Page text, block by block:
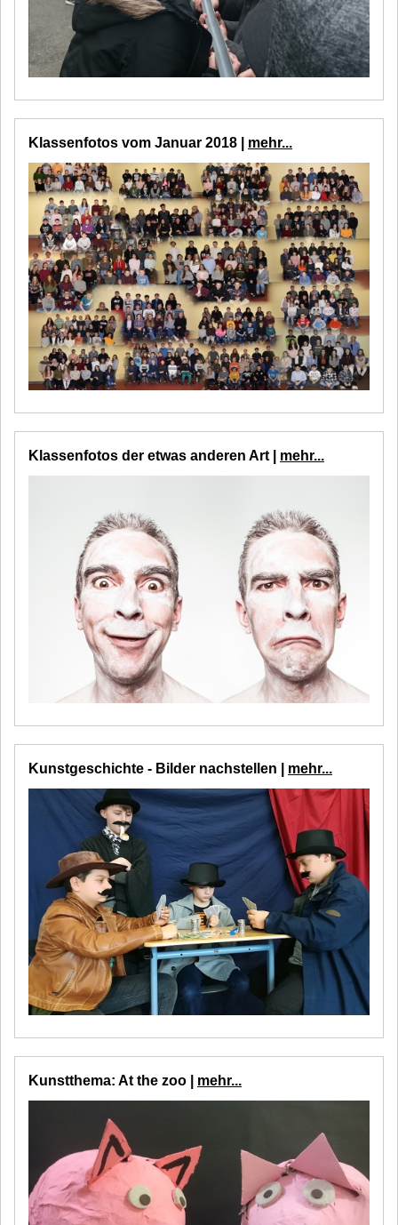
Klassenfotos vom Januar 2018 | mehr...
Klassenfotos der etwas anderen Art | mehr...
Kunstgeschichte - Bilder nachstellen | mehr...
Kunstthema: At the zoo | mehr...